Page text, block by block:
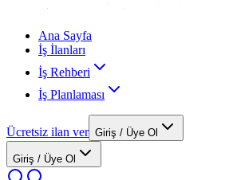
Ana Sayfa
İş İlanları
İş Rehberi
İş Planlaması
Ücretsiz ilan ver Giriş / Üye Ol
Giriş / Üye Ol